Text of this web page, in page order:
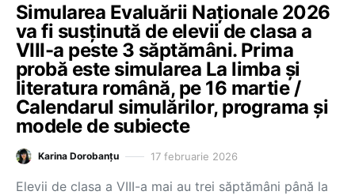
Simularea Evaluării Naționale 2026
va fi susținută de elevii de clasa a
VIII-a peste 3 săptămâni. Prima
probă este simularea La limba și
literatura română, pe 16 martie /
Calendarul simulărilor, programa și
modele de subiecte
Karina Dorobanțu 17 februarie 2026
Elevii de clasa a VIII-a mai au trei săptămâni până la